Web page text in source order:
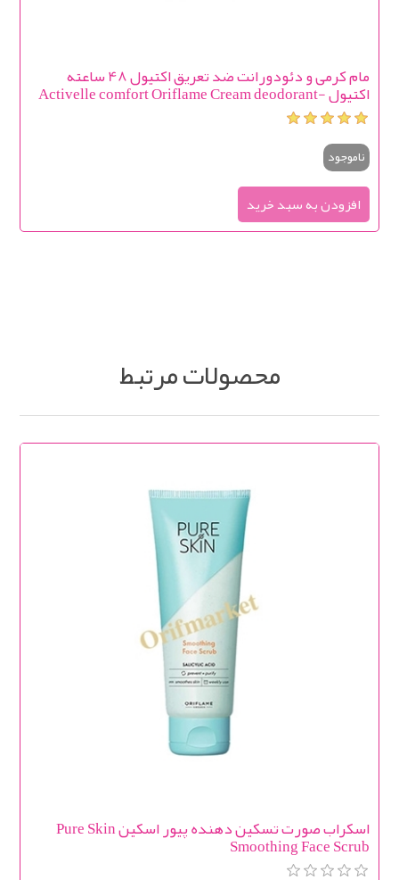
مام کرمی و دئودورانت ضد تعريق اکتیول 48 ساعته
اکتیول Activelle comfort Oriflame Cream deodorant-
antiperspirant with lightening effect Activelle 🍥
ناموجود
محصولات مرتبط
اسکراب صورت تسکین دهنده پیور اسکین Pure Skin
Smoothing Face Scrub